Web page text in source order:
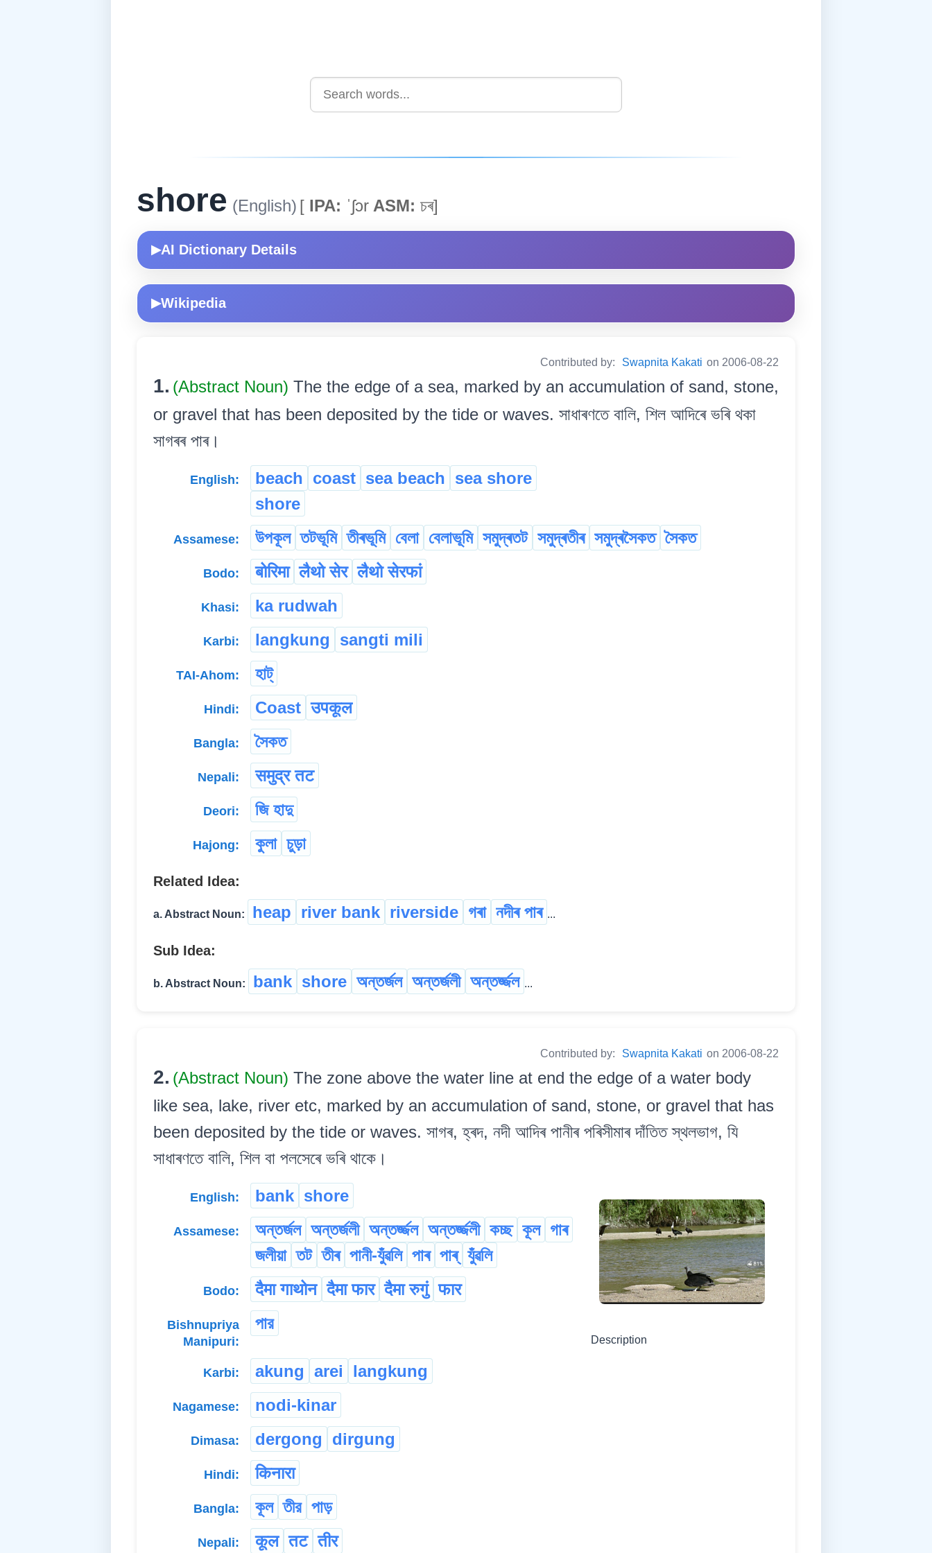
shore (English) [ IPA: ˈʃɔr ASM: চৰ]
▶AI Dictionary Details
▶Wikipedia
Contributed by: Swapnita Kakati on 2006-08-22
1. (Abstract Noun) The the edge of a sea, marked by an accumulation of sand, stone,
or gravel that has been deposited by the tide or waves. সাধাৰণতে বালি, শিল আদিৰে ভৰি থকা
সাগৰৰ পাৰ।
English: beach coast sea beach sea shore
shore
Assamese: উপকূল তটভূমি তীৰভূমি বেলা বেলাভূমি সমুদ্ৰতট সমুদ্ৰতীৰ সমুদ্ৰসৈকত সৈকত
Bodo: बोरिमा लैथो सेर लैथो सेरफां
Khasi: ka rudwah
Karbi: langkung sangti mili
TAI-Ahom: হাট্
Hindi: Coast उपकूल
Bangla: সৈকত
Nepali: समुद्र तट
Deori: জি হাদু
Hajong: কুলা চুড়া
Related Idea:
a. Abstract Noun: heap river bank riverside গৰা নদীৰ পাৰ ...
Sub Idea:
b. Abstract Noun: bank shore অন্তৰ্জল অন্তৰ্জলী অন্তৰ্জ্জল ...
Contributed by: Swapnita Kakati on 2006-08-22
2. (Abstract Noun) The zone above the water line at end the edge of a water body
like sea, lake, river etc, marked by an accumulation of sand, stone, or gravel that has
been deposited by the tide or waves. সাগৰ, হ্ৰদ, নদী আদিৰ পানীৰ পৰিসীমাৰ দাঁতিত স্থলভাগ, যি
সাধাৰণতে বালি, শিল বা পলসেৰে ভৰি থাকে।
Description
English: bank shore
Assamese: অন্তৰ্জল অন্তৰ্জলী অন্তৰ্জ্জল অন্তৰ্জ্জলী কচ্ছ কূল গাৰ
জলীয়া তট তীৰ পানী-যুঁৱলি পাৰ পাৰ্‌ যুঁৱলি
Bodo: दैमा गाथोन दैमा फार दैमा रुगुं फार
Bishnupriya
Manipuri:
পার
Karbi: akung arei langkung
Nagamese: nodi-kinar
Dimasa: dergong dirgung
Hindi: किनारा
Bangla: কূল তীর পাড়
Nepali: कूल तट तीर